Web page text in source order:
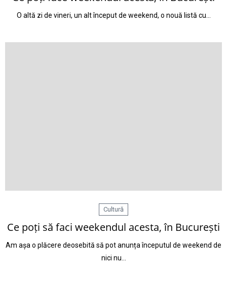
O altă zi de vineri, un alt început de weekend, o nouă listă cu…
Cultură
Ce poți să faci weekendul acesta, în București
Am așa o plăcere deosebită să pot anunța începutul de weekend de
nici nu…